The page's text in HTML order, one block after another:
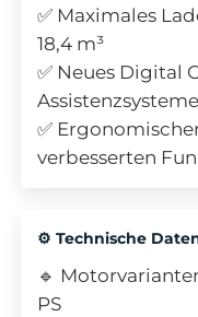
✅ Maximales
18,4 m³
✅ Neues Digital
Assistenzsysteme
✅
verbesserten
⚙️ Technische
🔹
PS